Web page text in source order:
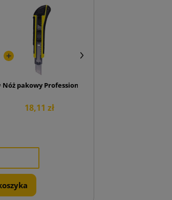
na mokro
na mokro do maszyny NK4000 60 mm x 200
Nóż pakowy Professional 18 mm
18,11 zł